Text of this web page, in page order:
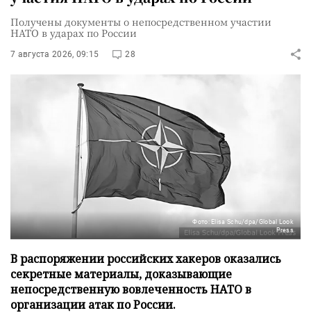
Получены документы о непосредственном участии
НАТО в ударах по России
7 августа 2026, 09:15 28
Фото: Elisa Schu/dpa/Global Look
Press
В распоряжении российских хакеров оказались
секретные материалы, доказывающие
непосредственную вовлеченность НАТО в
организации атак по России.